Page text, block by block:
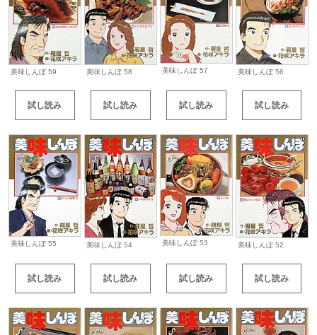
美味しんぼ 59
試し読み
美味しんぼ 58
試し読み
美味しんぼ 57
試し読み
美味しんぼ 56
試し読み
美味しんぼ 55
試し読み
美味しんぼ 54
試し読み
美味しんぼ 53
試し読み
美味しんぼ 52
試し読み